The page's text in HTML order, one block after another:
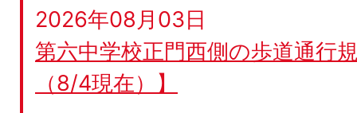
2026年08月03日
第六中学校正門西側の歩道通行
（8/4現在）】